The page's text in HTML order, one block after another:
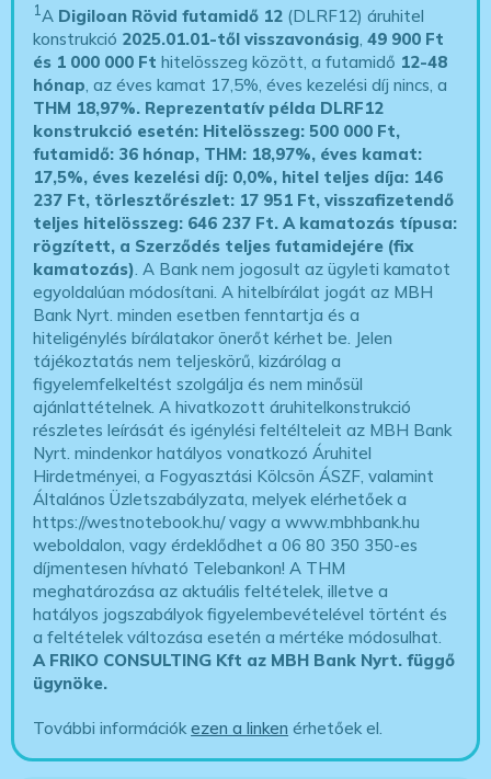
1A Digiloan Rövid futamidő 12 (DLRF12) áruhitel
konstrukció 2025.01.01-től visszavonásig,49 900 Ft
és 1 000 000 Ft hitelösszeg között, a futamidő 12-48
hónap, az éves kamat 17,5%, éves kezelési díj nincs, a
THM 18,97%. Reprezentatív példa DLRF12
konstrukció esetén: Hitelösszeg: 500 000 Ft,
futamidő: 36 hónap, THM: 18,97%, éves kamat:
17,5%, éves kezelési díj: 0,0%, hitel teljes díja: 146
237 Ft, törlesztőrészlet: 17 951 Ft, visszafizetendő
teljes hitelösszeg: 646 237 Ft.A kamatozás típusa:
rögzített, a Szerződés teljes futamidejére (fix
kamatozás). A Bank nem jogosult az ügyleti kamatot
egyoldalúan módosítani. A hitelbírálat jogát az MBH
Bank Nyrt. minden esetben fenntartja és a
hiteligénylés bírálatakor önerőt kérhet be. Jelen
tájékoztatás nem teljeskörű, kizárólag a
figyelemfelkeltést szolgálja és nem minősül
ajánlattételnek. A hivatkozott áruhitelkonstrukció
részletes leírását és igénylési feltélteleit az MBH Bank
Nyrt. mindenkor hatályos vonatkozó Áruhitel
Hirdetményei, a Fogyasztási Kölcsön ÁSZF, valamint
Általános Üzletszabályzata, melyek elérhetőek a
https://westnotebook.hu/vagy a www.mbhbank.hu
weboldalon, vagy érdeklődhet a 06 80 350 350-es
díjmentesen hívható Telebankon! A THM
meghatározása az aktuális feltételek, illetve a
hatályos jogszabályok figyelembevételével történt és
a feltételek változása esetén a mértéke módosulhat.
A FRIKO CONSULTING Kft az MBH Bank Nyrt. függő
ügynöke.
További információkezen a linken érhetőek el.